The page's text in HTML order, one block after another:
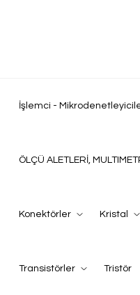
İşlemci -
ÖLÇÜ ALETLERİ,
Konektörler Kristal
Transistörler Tristör